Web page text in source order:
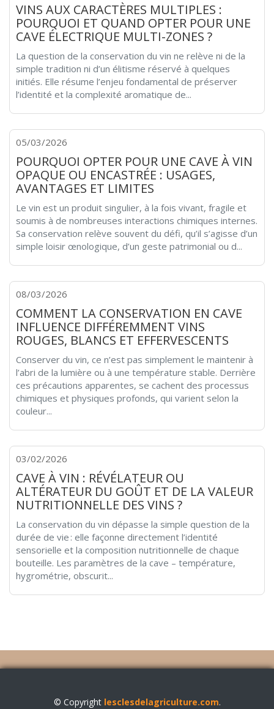
VINS AUX CARACTÈRES MULTIPLES :
POURQUOI ET QUAND OPTER POUR UNE
CAVE ÉLECTRIQUE MULTI-ZONES ?
La question de la conservation du vin ne relève ni de la
simple tradition ni d’un élitisme réservé à quelques
initiés. Elle résume l’enjeu fondamental de préserver
l’identité et la complexité aromatique de...
05/03/2026
POURQUOI OPTER POUR UNE CAVE À VIN
OPAQUE OU ENCASTRÉE : USAGES,
AVANTAGES ET LIMITES
Le vin est un produit singulier, à la fois vivant, fragile et
soumis à de nombreuses interactions chimiques internes.
Sa conservation relève souvent du défi, qu’il s’agisse d’un
simple loisir œnologique, d’un geste patrimonial ou d...
08/03/2026
COMMENT LA CONSERVATION EN CAVE
INFLUENCE DIFFÉREMMENT VINS
ROUGES, BLANCS ET EFFERVESCENTS
Conserver du vin, ce n’est pas simplement le maintenir à
l’abri de la lumière ou à une température stable. Derrière
ces précautions apparentes, se cachent des processus
chimiques et physiques profonds, qui varient selon la
couleur...
03/02/2026
CAVE À VIN : RÉVÉLATEUR OU
ALTÉRATEUR DU GOÛT ET DE LA VALEUR
NUTRITIONNELLE DES VINS ?
La conservation du vin dépasse la simple question de la
durée de vie : elle façonne directement l’identité
sensorielle et la composition nutritionnelle de chaque
bouteille. Les paramètres de la cave – température,
hygrométrie, obscurit...
© Copyright lesclesdelagriculture.com.